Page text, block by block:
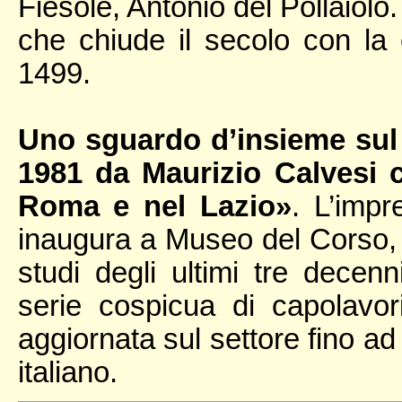
Fiesole, Antonio del
che chiude il secolo con
1499.
Uno sguardo d’insieme
1981 da Maurizio Calvesi
Roma e nel Lazio».
inaugura a Museo del
studi degli ultimi tre
serie cospicua di
aggiornata sul settore fino
italiano.